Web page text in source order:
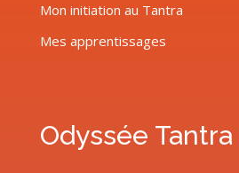
Mon initiation au Tantra
Mes apprentissages
Odyssée Tantra